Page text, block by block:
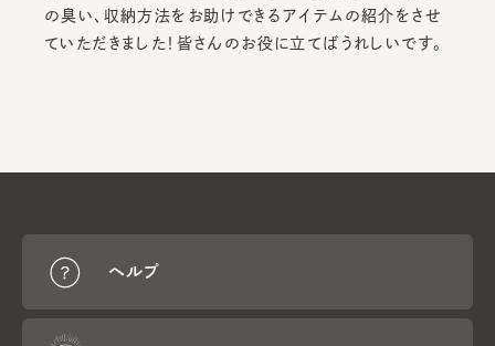
の臭い、収納方法をお助けできるアイテムの紹介をさせ
ていただきました！皆さんのお役に立てばうれしいです。
ヘルプ